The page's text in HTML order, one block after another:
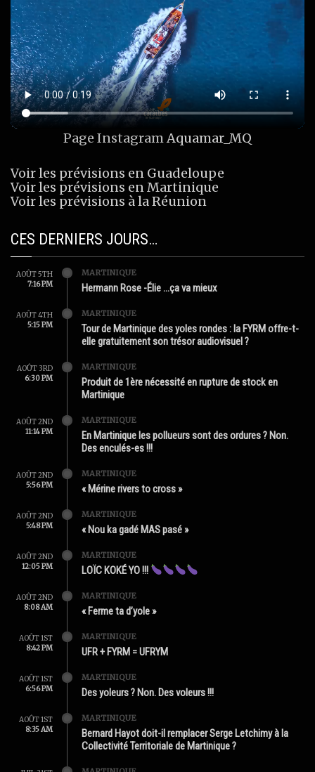
Page InstagramAquamar_MQ
Voir les prévisions en Guadeloupe
Voir les prévisions en Martinique
Voir les prévisions à la Réunion
CES DERNIERS JOURS…
AOÛT 5TH
7:16 PM
MARTINIQUE
Hermann Rose -Élie …ça va mieux
AOÛT 4TH
5:15 PM
MARTINIQUE
Tour de Martinique des yoles rondes : la FYRM offre-t-
elle gratuitement son trésor audiovisuel ?
AOÛT 3RD
6:30 PM
MARTINIQUE
Produit de 1ère nécessité en rupture de stock en
Martinique
AOÛT 2ND
11:14 PM
MARTINIQUE
En Martinique les pollueurs sont des ordures ? Non.
Des enculés-es !!!
AOÛT 2ND
5:56 PM
MARTINIQUE
« Mérine rivers to cross »
AOÛT 2ND
5:48 PM
MARTINIQUE
« Nou ka gadé MAS pasé »
AOÛT 2ND
12:05 PM
MARTINIQUE
LOÏC KOKÉ YO !!!
AOÛT 2ND
8:08 AM
MARTINIQUE
« Ferme ta d’yole »
AOÛT 1ST
8:42 PM
MARTINIQUE
UFR + FYRM = UFRYM
AOÛT 1ST
6:56 PM
MARTINIQUE
Des yoleurs ? Non. Des voleurs !!!
AOÛT 1ST
8:35 AM
MARTINIQUE
Bernard Hayot doit-il remplacer Serge Letchimy à la
Collectivité Territoriale de Martinique ?